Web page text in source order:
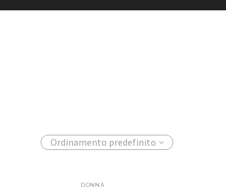
Ordinamento predefinito
DONNA